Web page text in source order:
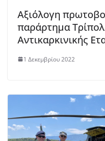
Αξιόλογη
παράρτημα
Αντικαρκινικής
1 Δεκεμβρίου 2022